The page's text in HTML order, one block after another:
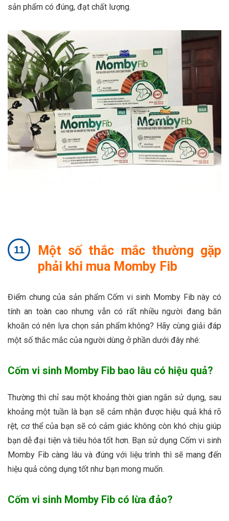
sản phẩm có đúng, đạt chất lượng.
Một số thắc mắc thường gặp
phải khi mua Momby Fib
Điểm chung của sản phẩm Cốm vi sinh Momby Fib này có
tính an toàn cao nhưng vẫn có rất nhiều người đang băn
khoăn có nên lựa chọn sản phẩm không? Hãy cùng giải đáp
một số thắc mắc của người dùng ở phần dưới đây nhé:
Cốm vi sinh Momby Fib bao lâu có hiệu quả?
Thường thì chỉ sau một khoảng thời gian ngắn sử dụng, sau
khoảng một tuần là bạn sẽ cảm nhận được hiệu quả khá rõ
rệt, cơ thể của bạn sẽ có cảm giác không còn khó chịu giúp
bạn dễ đại tiện và tiêu hóa tốt hơn. Bạn sử dụng Cốm vi sinh
Momby Fib càng lâu và đúng với liệu trình thì sẽ mang đến
hiệu quả công dụng tốt như bạn mong muốn.
Cốm vi sinh Momby Fib có lừa đảo?